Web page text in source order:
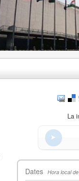
La
Dates Hora local